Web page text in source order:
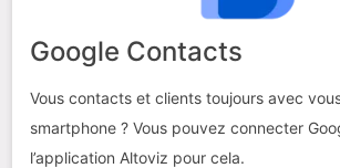
Google Contacts
Vous contacts et clients toujours avec
smartphone ? Vous pouvez connecter
l’application Altoviz pour cela.